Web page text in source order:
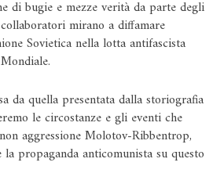
di bugie e mezze verità da parte degli
mirano a diffamare
Sovietica nella lotta antifascista
da quella presentata dalla storiografia
le circostanze e gli eventi che
aggressione Molotov-Ribbentrop,
propaganda anticomunista su questo